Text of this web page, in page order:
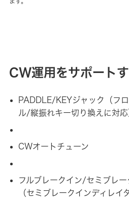
ます。
CW運用をサポート
PADDLE/KEYジャック（フ
ル/縦振れキー切り換えに対応
CWオートチューン
フルブレークイン/セミブレー
（セミブレークインディレイ